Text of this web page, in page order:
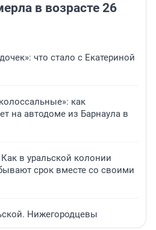
в возрасте 26
что стало с Екатериной
как
на автодоме из Барнаула в
в уральской колонии
срок вместе со своими
Нижегородцевы